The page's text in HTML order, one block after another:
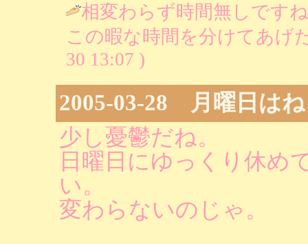
相変わらず時間無しです
この暇な時間を分けてあげ
30 13:07 )
2005-03-28 月曜日はね
少し憂鬱だね。
日曜日にゆっくり休め
い。
変わらないのじゃ。